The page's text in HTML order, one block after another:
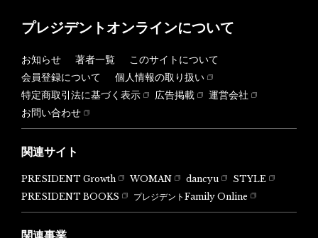
プレジデントオンラインについて
お知らせ 著者一覧
このサイトについて
会員登録について
個人情報の取り扱い
特定商取引法に基づく表示
広告掲載
運営会社
お問い合わせ
関連サイト
PRESIDENT Growth WOMAN dancyu
STYLE
PRESIDENT BOOKS
プレジデントFamily Online
関連事業